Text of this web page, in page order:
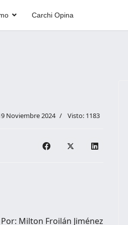
Carchi Opina
Noviembre 2024 Visto: 1183
Por: Milton Froilán Jiménez